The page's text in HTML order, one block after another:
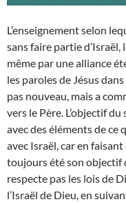
L’enseignement selon
sans faire partie
même par une alliance
les paroles de Jésus
pas nouveau, mais a
vers le Père. L’objectif
avec des éléments de ce
avec Israël, car en
toujours été son objectif
respecte pas les lois de
l’Israël de Dieu, en